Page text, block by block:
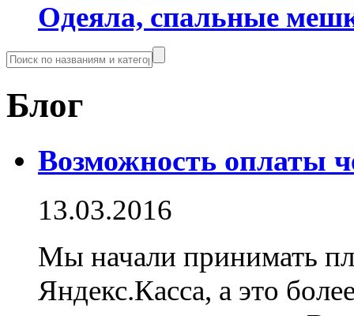
Одеяла, спальные
Блог
Возможность оплаты
13.03.2016
Мы начали принимать
Яндекс.Касса, а это